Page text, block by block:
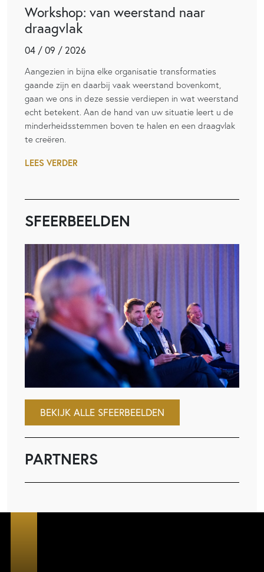
Workshop: van weerstand naar
draagvlak
04 / 09 / 2026
Aangezien in bijna elke organisatie transformaties
gaande zijn en daarbij vaak weerstand bovenkomt,
gaan we ons in deze sessie verdiepen in wat weerstand
echt betekent. Aan de hand van uw situatie leert u de
minderheidsstemmen boven te halen en een draagvlak
te creëren.
LEES VERDER
SFEERBEELDEN
BEKIJK ALLE SFEERBEELDEN
PARTNERS